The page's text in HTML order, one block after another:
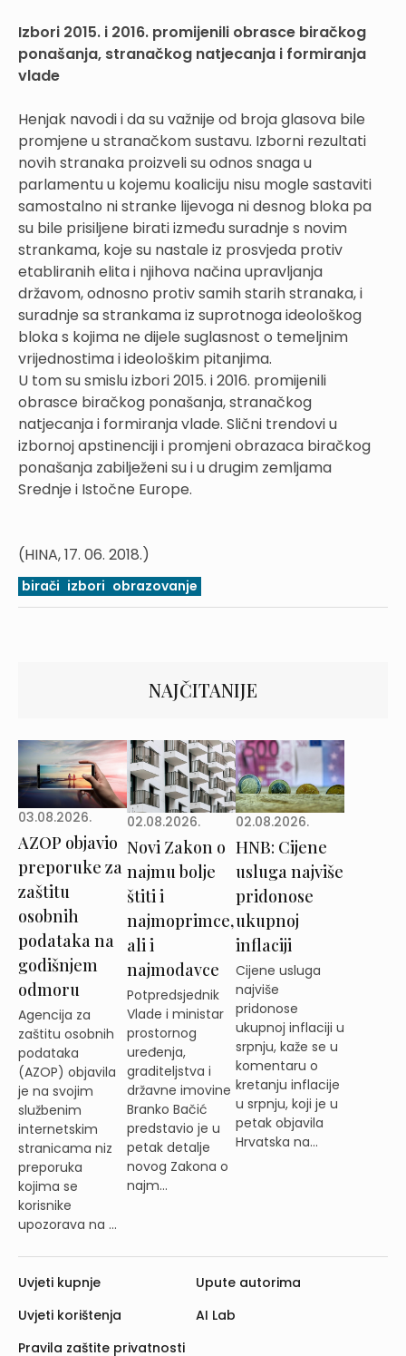
Izbori 2015. i 2016. promijenili obrasce biračkog
ponašanja, stranačkog natjecanja i formiranja
vlade
Henjak navodi i da su važnije od broja glasova bile
promjene u stranačkom sustavu. Izborni rezultati
novih stranaka proizveli su odnos snaga u
parlamentu u kojemu koaliciju nisu mogle sastaviti
samostalno ni stranke lijevoga ni desnog bloka pa
su bile prisiljene birati između suradnje s novim
strankama, koje su nastale iz prosvjeda protiv
etabliranih elita i njihova načina upravljanja
državom, odnosno protiv samih starih stranaka, i
suradnje sa strankama iz suprotnoga ideološkog
bloka s kojima ne dijele suglasnost o temeljnim
vrijednostima i ideološkim pitanjima.
U tom su smislu izbori 2015. i 2016. promijenili
obrasce biračkog ponašanja, stranačkog
natjecanja i formiranja vlade. Slični trendovi u
izbornoj apstinenciji i promjeni obrazaca biračkog
ponašanja zabilježeni su i u drugim zemljama
Srednje i Istočne Europe.
(HINA, 17. 06. 2018.)
birači izbori obrazovanje
NAJČITANIJE
03.08.2026.
AZOP objavio
preporuke za
zaštitu
osobnih
podataka na
godišnjem
odmoru
Agencija za
zaštitu osobnih
podataka
(AZOP) objavila
je na svojim
službenim
internetskim
stranicama niz
preporuka
kojima se
korisnike
upozorava na ...
02.08.2026.
Novi Zakon o
najmu bolje
štiti i
najmoprimce,
ali i
najmodavce
Potpredsjednik
Vlade i ministar
prostornog
uređenja,
graditeljstva i
državne imovine
Branko Bačić
predstavio je u
petak detalje
novog Zakona o
najm...
02.08.2026.
HNB: Cijene
usluga najviše
pridonose
ukupnoj
inflaciji
Cijene usluga
najviše
pridonose
ukupnoj inflaciji u
srpnju, kaže se u
komentaru o
kretanju inflacije
u srpnju, koji je u
petak objavila
Hrvatska na...
Uvjeti kupnje
Uvjeti korištenja
Pravila zaštite privatnosti
Upute autorima
AI Lab